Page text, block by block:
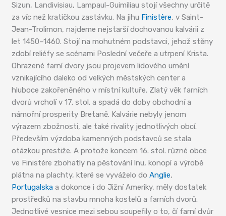
Sizun, Landivisiau, Lampaul-Guimiliau stojí všechny určitě
za víc než kratičkou zastávku. Na jihu Finistère, v Saint-
Jean-Trolimon, najdeme nejstarší dochovanou kalvárii z
let 1450–1460. Stojí na mohutném podstavci, jehož stěny
zdobí reliéfy se scénami Poslední večeře a utrpení Krista.
Ohrazené farní dvory jsou projevem lidového umění
vznikajícího daleko od velkých městských center a
hluboce zakořeněného v místní kultuře. Zlatý věk farních
dvorů vrcholí v 17. stol. a spadá do doby obchodní a
námořní prosperity Bretaně. Kalvárie nebyly jenom
výrazem zbožnosti, ale také rivality jednotlivých obcí.
Především výzdoba kamenných podstavců se stala
otázkou prestiže. A protože koncem 16. stol. různé obce
ve Finistére zbohatly na pěstování lnu, konopí a výrobě
plátna na plachty, které se vyváželo doAnglie,
Portugalska a dokonce i do Jižní Ameriky, měly dostatek
prostředků na stavbu mnoha kostelů a farních dvorů.
Jednotlivé vesnice mezi sebou soupeřily o to, čí farní dvůr